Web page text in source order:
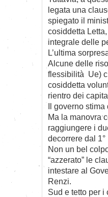
legata una
spiegato il
cosiddetta
integrale delle
L’ultima
Alcune delle
flessibilità Ue)
cosiddetta
rientro dei
Il governo
Ma la manovra
raggiungere i
decorrere dal
Non un bel
“azzerato” le
intestare al
Renzi.
Sud e tetto per i